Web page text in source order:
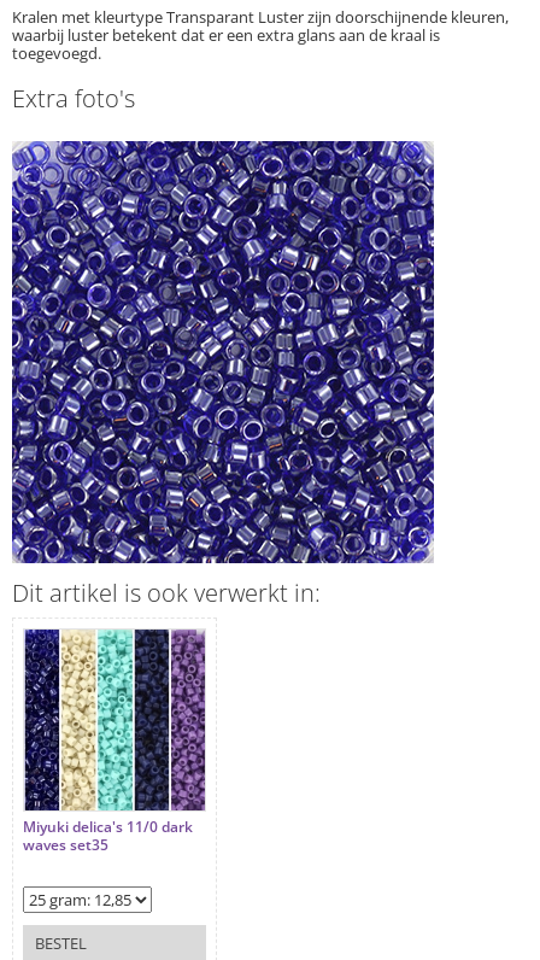
Kralen met kleurtype Transparant Luster zijn doorschijnende kleuren,
waarbij luster betekent dat er een extra glans aan de kraal is
toegevoegd.
Extra foto's
Dit artikel is ook verwerkt in:
Miyuki delica's 11/0 dark
waves set35
BESTEL